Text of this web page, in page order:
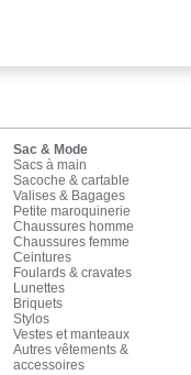
Sac & Mode
Sacs à main
Sacoche & cartable
Valises & Bagages
Petite maroquinerie
Chaussures homme
Chaussures femme
Ceintures
Foulards & cravates
Lunettes
Briquets
Stylos
Vestes et manteaux
Autres vêtements &
accessoires